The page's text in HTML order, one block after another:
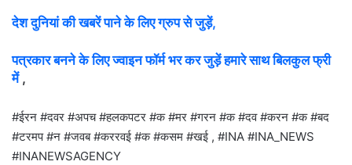
देश दुनियां की खबरें पाने के लिए ग्रुप से जुड़ें,
पत्रकार बनने के लिए ज्वाइन फॉर्म भर कर जुड़ें हमारे साथ बिलकुल फ्री
में ,
#ईरन #दवर #अपच #हलकपटर #क #मर #गरन #क #दव #करन #क #बद
#टरमप #न #जवब #कररवई #क #कसम #खई , #INA #INA_NEWS
#INANEWSAGENCY